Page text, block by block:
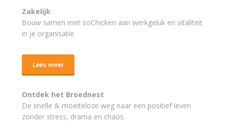
Zakelijk
Bouw samen met soChicken aan werkgeluk en vitaliteit
in je organisatie.
Lees meer
Ontdek het Broednest
De snelle & moeiteloze weg naar een positief leven
zonder stress, drama en chaos.